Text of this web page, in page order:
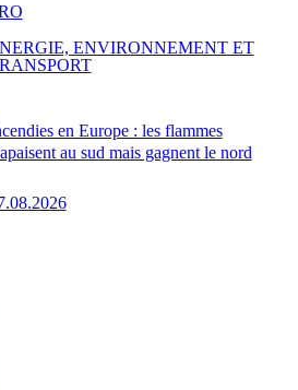
en Europe : les flammes
au sud mais gagnent le nord
ENVIRONNEMENT ET